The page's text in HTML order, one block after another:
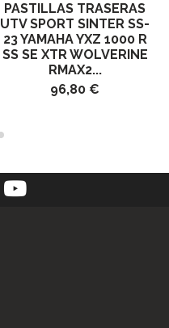
PASTILLAS TRASERAS
UTV SPORT SINTER SS-
23 YAMAHA YXZ 1000 R
SS SE XTR WOLVERINE
RMAX2...
96,80 €